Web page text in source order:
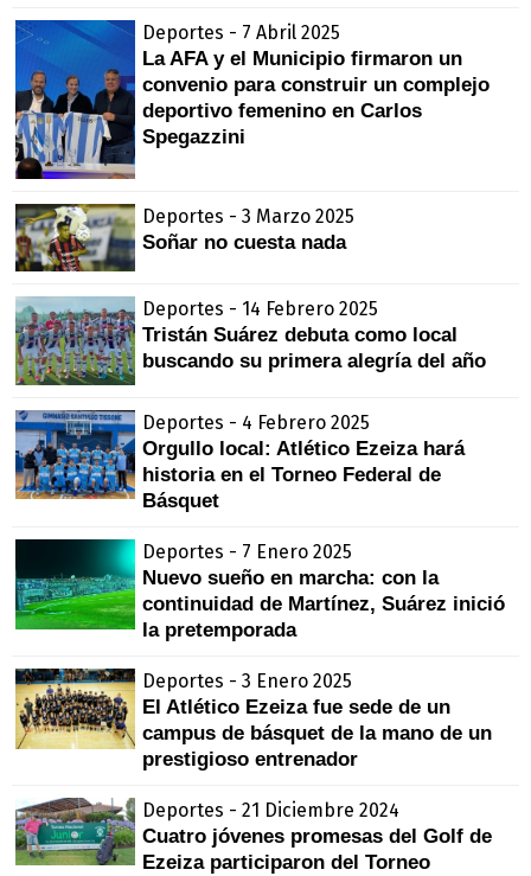
Deportes - 7 Abril 2025
La AFA y el Municipio firmaron un
convenio para construir un complejo
deportivo femenino en Carlos
Spegazzini
Deportes - 3 Marzo 2025
Soñar no cuesta nada
Deportes - 14 Febrero 2025
Tristán Suárez debuta como local
buscando su primera alegría del año
Deportes - 4 Febrero 2025
Orgullo local: Atlético Ezeiza hará
historia en el Torneo Federal de
Básquet
Deportes - 7 Enero 2025
Nuevo sueño en marcha: con la
continuidad de Martínez, Suárez inició
la pretemporada
Deportes - 3 Enero 2025
El Atlético Ezeiza fue sede de un
campus de básquet de la mano de un
prestigioso entrenador
Deportes - 21 Diciembre 2024
Cuatro jóvenes promesas del Golf de
Ezeiza participaron del Torneo